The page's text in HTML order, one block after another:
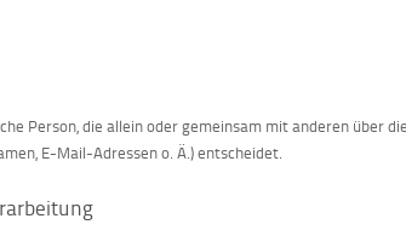
Person, die allein oder gemeinsam mit anderen über
E-Mail-Adressen o. Ä.) entscheidet.